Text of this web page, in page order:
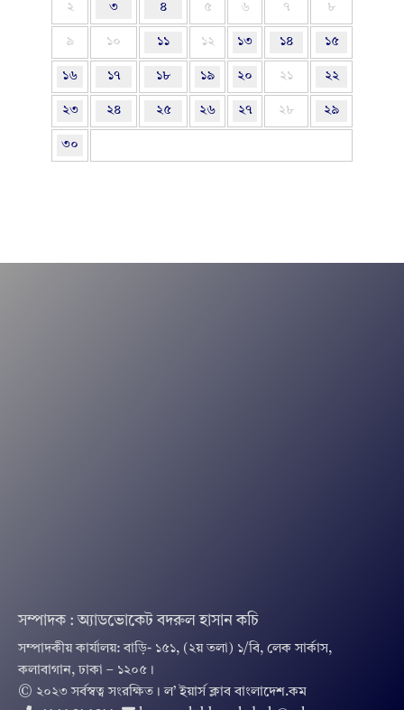
২ ৩ ৪ ৫ ৬ ৭ ৮
৯ ১০ ১১ ১২ ১৩ ১৪ ১৫
১৬ ১৭ ১৮ ১৯ ২০ ২১ ২২
২৩ ২৪ ২৫ ২৬ ২৭ ২৮ ২৯
৩০
সম্পাদক : অ্যাডভোকেট বদরুল হাসান কচি
সম্পাদকীয় কার্যালয়: বাড়ি- ১৫১, (২য় তলা) ১/বি, লেক সার্কাস,
কলাবাগান, ঢাকা – ১২০৫।
© ২০২৩ সর্বস্বত্ব সংরক্ষিত । ল’ ইয়ার্স ক্লাব বাংলাদেশ.কম